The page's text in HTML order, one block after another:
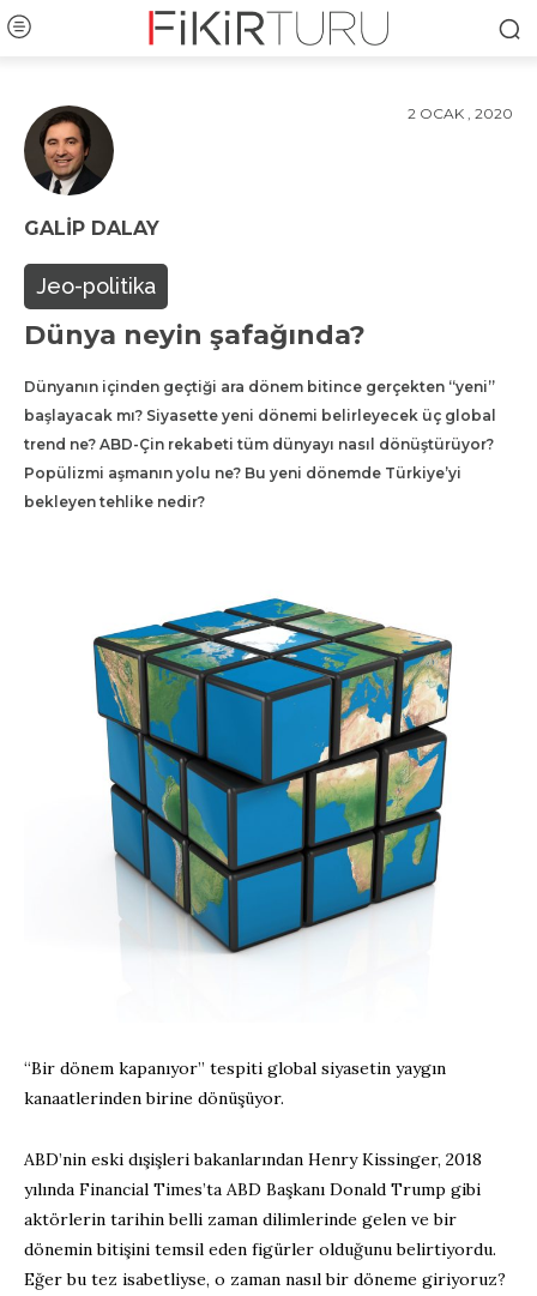
2 OCAK , 2020
GALIP DALAY
Jeo-politika
Dünya neyin şafağında?
Dünyanın içinden geçtiği ara dönem bitince gerçekten “yeni”
başlayacak mı? Siyasette yeni dönemi belirleyecek üç global
trend ne? ABD-Çin rekabeti tüm dünyayı nasıl dönüştürüyor?
Popülizmi aşmanın yolu ne? Bu yeni dönemde Türkiye’yi
bekleyen tehlike nedir?
“Bir dönem kapanıyor” tespiti global siyasetin yaygın
kanaatlerinden birine dönüşüyor.
ABD’nin eski dışişleri bakanlarından Henry Kissinger, 2018
yılında Financial Times’ta ABD Başkanı Donald Trump gibi
aktörlerin tarihin belli zaman dilimlerinde gelen ve bir
dönemin bitişini temsil eden figürler olduğunu belirtiyordu.
Eğer bu tez isabetliyse, o zaman nasıl bir döneme giriyoruz?